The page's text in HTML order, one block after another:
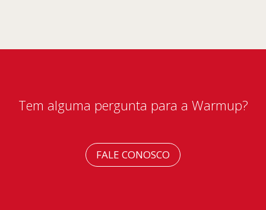
Tem alguma pergunta para a Warmup?
FALE CONOSCO